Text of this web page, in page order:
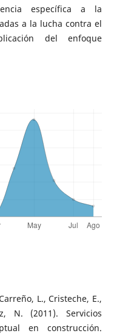
específica a la
a la lucha contra el
del enfoque
L., Cristeche, E.,
N. (2011). Servicios
en construcción.